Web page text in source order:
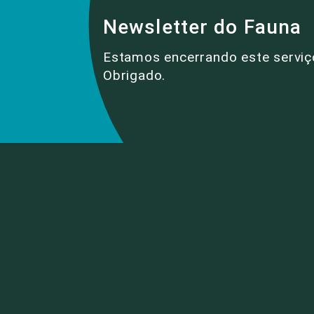
Newsletter do Fauna
Estamos encerrando este
Obrigado.